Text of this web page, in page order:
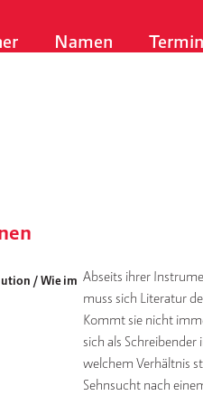
Namen
/ Wie im Abseits ihrer
muss sich Literatur
Kommt sie nicht
sich als
welchem Verhältnis
Sehnsucht nach